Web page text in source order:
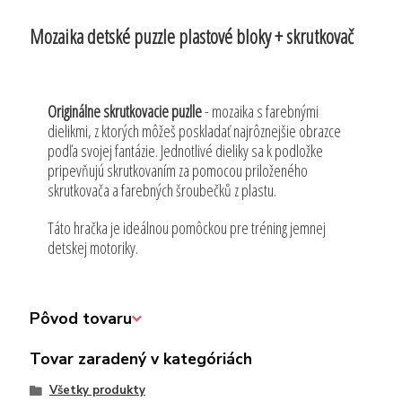
Mozaika detské puzzle plastové bloky + skrutkovač
Originálne skrutkovacie puzlle- mozaika s farebnými
dielikmi, z ktorých môžeš poskladať najrôznejšie obrazce
podľa svojej fantázie. Jednotlivé dieliky sa k podložke
pripevňujú skrutkovaním za pomocou priloženého
skrutkovača a farebných šroubečků z plastu.
Táto hračka je ideálnou pomôckou pre tréning jemnej
detskej motoriky.
Pôvod tovaru
Tovar zaradený v kategóriách
Všetky produkty